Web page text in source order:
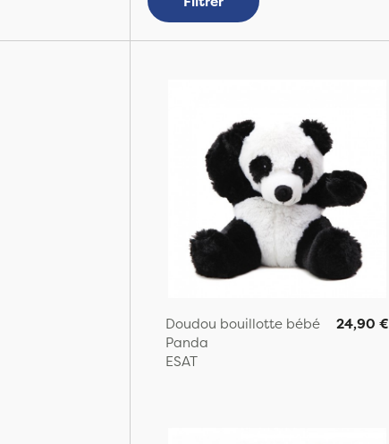
Doudou bouillotte bébé
Panda
ESAT
24,90 €